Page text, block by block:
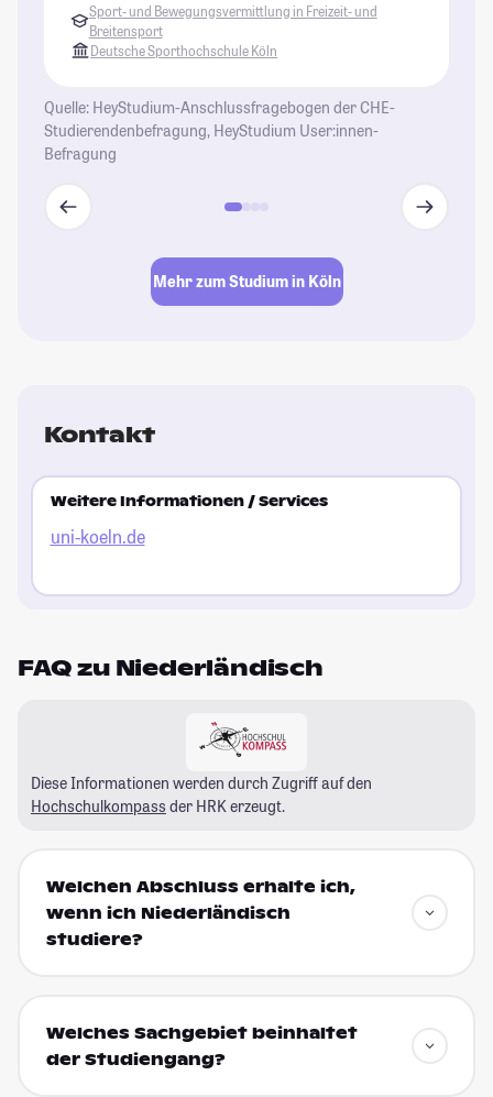
Sport- und Bewegungsvermittlung in Freizeit- und
Breitensport
Deutsche Sporthochschule Köln
Quelle: HeyStudium-Anschlussfragebogen der CHE-
Studierendenbefragung, HeyStudium User:innen-
Befragung
Mehr zum Studium in Köln
Kontakt
Weitere Informationen / Services
uni-koeln.de
FAQ zu Niederländisch
Diese Informationen werden durch Zugriff auf den
Hochschulkompass der HRK erzeugt.
Welchen Abschluss erhalte ich,
wenn ich Niederländisch
studiere?
Welches Sachgebiet beinhaltet
der Studiengang?